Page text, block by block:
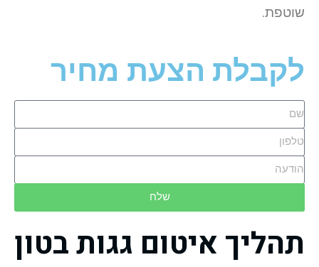
שוטפת.
לקבלת הצעת מחיר
שלח
תהליך איטום גגות בטון